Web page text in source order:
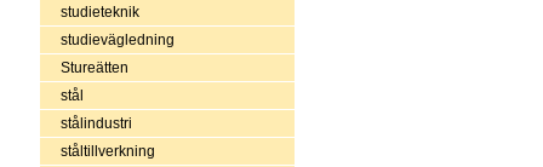
studieteknik
studievägledning
Stureätten
stål
stålindustri
ståltillverkning